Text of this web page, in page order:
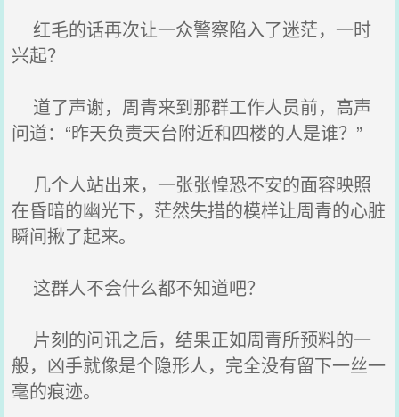
红毛的话再次让一众警察陷入了迷茫，一时
兴起？
道了声谢，周青来到那群工作人员前，高声
问道：“昨天负责天台附近和四楼的人是谁？”
几个人站出来，一张张惶恐不安的面容映照
在昏暗的幽光下，茫然失措的模样让周青的心脏
瞬间揪了起来。
这群人不会什么都不知道吧？
片刻的问讯之后，结果正如周青所预料的一
般，凶手就像是个隐形人，完全没有留下一丝一
毫的痕迹。